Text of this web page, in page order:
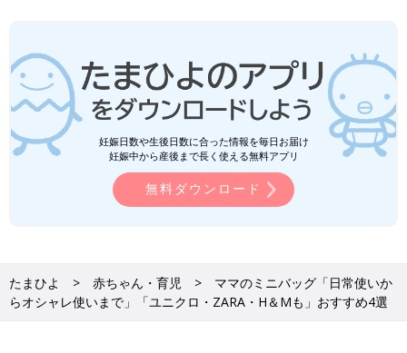
妊娠日数や生後日数に合った情報を毎日お届け
妊娠中から産後まで長く使える無料アプリ
無料ダウンロード
たまひよ 赤ちゃん・育児
ママのミニバッグ「日常使いか
らオシャレ使いまで」「ユニクロ・ZARA・H＆Мも」おすすめ4選